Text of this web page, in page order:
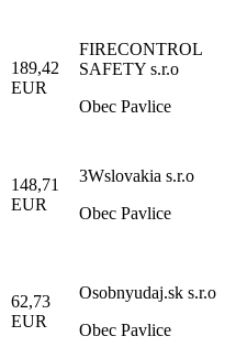
189,42
EUR
FIRECONTROL
SAFETY s.r.o
Obec Pavlice
148,71
EUR
3Wslovakia s.r.o
Obec Pavlice
62,73
EUR
Osobnyudaj.sk s.r.o
Obec Pavlice